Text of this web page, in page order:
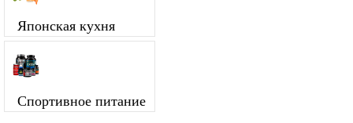
Японская кухня
Спортивное питание